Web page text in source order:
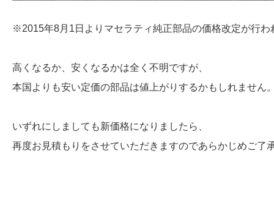
※2015年8月1日よりマセラティ純正部品の価格改定が行わ
高くなるか、安くなるかは全く不明ですが、
本国よりも安い定価の部品は値上がりするかもしれません
いずれにしましても新価格になりましたら、
再度お見積もりをさせていただきますのであらかじめご了